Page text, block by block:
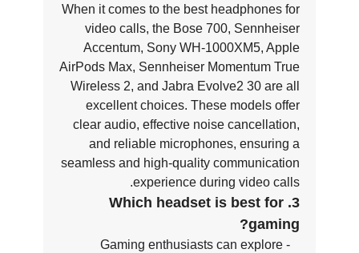
When it comes to the best headphones for
video calls, the Bose 700, Sennheiser
Accentum, Sony WH-1000XM5, Apple
AirPods Max, Sennheiser Momentum True
Wireless 2, and Jabra Evolve2 30 are all
excellent choices. These models offer
clear audio, effective noise cancellation,
and reliable microphones, ensuring a
seamless and high-quality communication
experience during video calls.
3. Which headset is best for
gaming?
- Gaming enthusiasts can explore